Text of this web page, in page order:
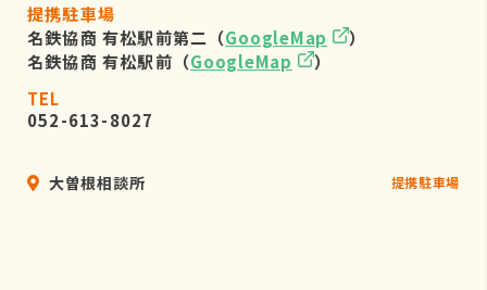
提携駐車場
名鉄協商 有松駅前第二（GoogleMap
）
名鉄協商 有松駅前（GoogleMap
）
TEL
052-613-8027
大曽根相談所 提携駐車場